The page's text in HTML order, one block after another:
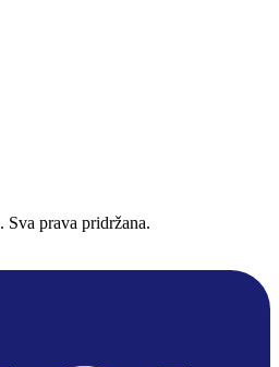
. Sva prava pridržana.